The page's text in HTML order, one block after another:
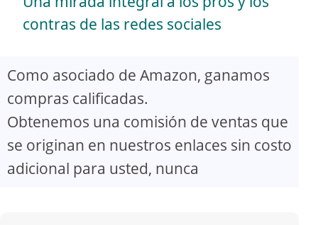
a
y
V
i
contras de las redes sociales
Como asociado de Amazon, ganamos
compras calificadas.
Obtenemos una comisión de ventas que
se originan en nuestros enlaces sin costo
adicional para usted, nunca